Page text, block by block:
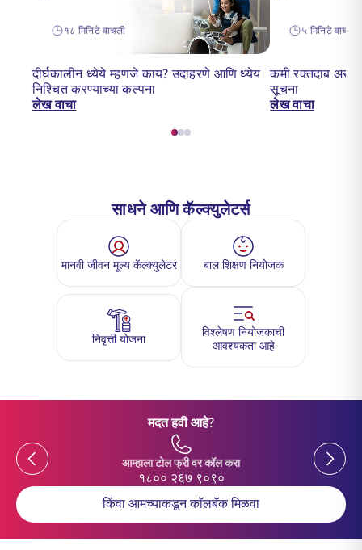
१८ मिनिटे वाचली
दीर्घकालीन ध्येये म्हणजे काय? उदाहरणे आणि ध्येय
निश्चित करण्याच्या कल्पना
लेख वाचा
५ मिनिटे वाचन
कमी रक्तदाब
सूचना
लेख वाचा
साधने आणि कॅल्क्युलेटर्स
मानवी जीवन मूल्य कॅल्क्युलेटर बाल शिक्षण नियोजक
निवृत्ती योजना
विश्लेषण नियोजकाची
आवश्यकता आहे
मदत हवी आहे?
Previous
आम्हाला टोल फ्री वर कॉल करा
१८०० २६७ ९०९०
Previous
किंवा आमच्याकडून कॉलबॅक मिळवा